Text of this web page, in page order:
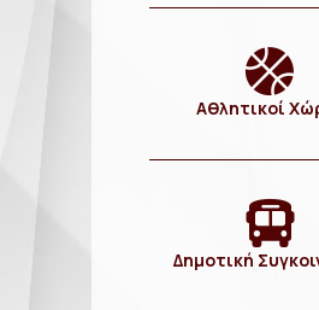
Αθλητικοί
Δημοτική